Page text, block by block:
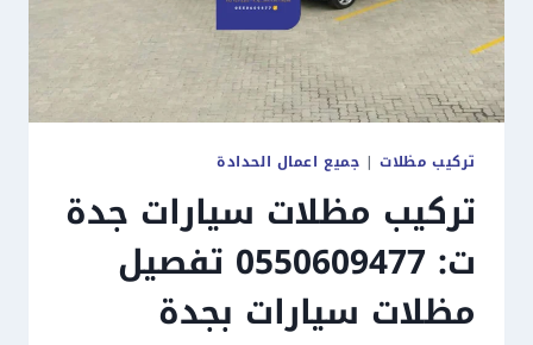
تركيب مظلات| جميع اعمال الحدادة
تركيب مظلات سيارات جدة
ت: 0550609477 تفصيل
مظلات سيارات بجدة